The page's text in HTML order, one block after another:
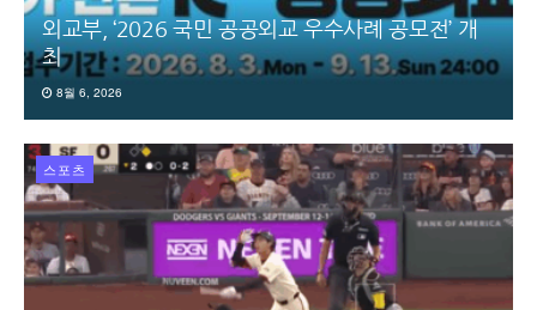
외교부, ‘2026 국민 공공외교 우수사례 공모전’ 개
최
8월 6, 2026
스포츠